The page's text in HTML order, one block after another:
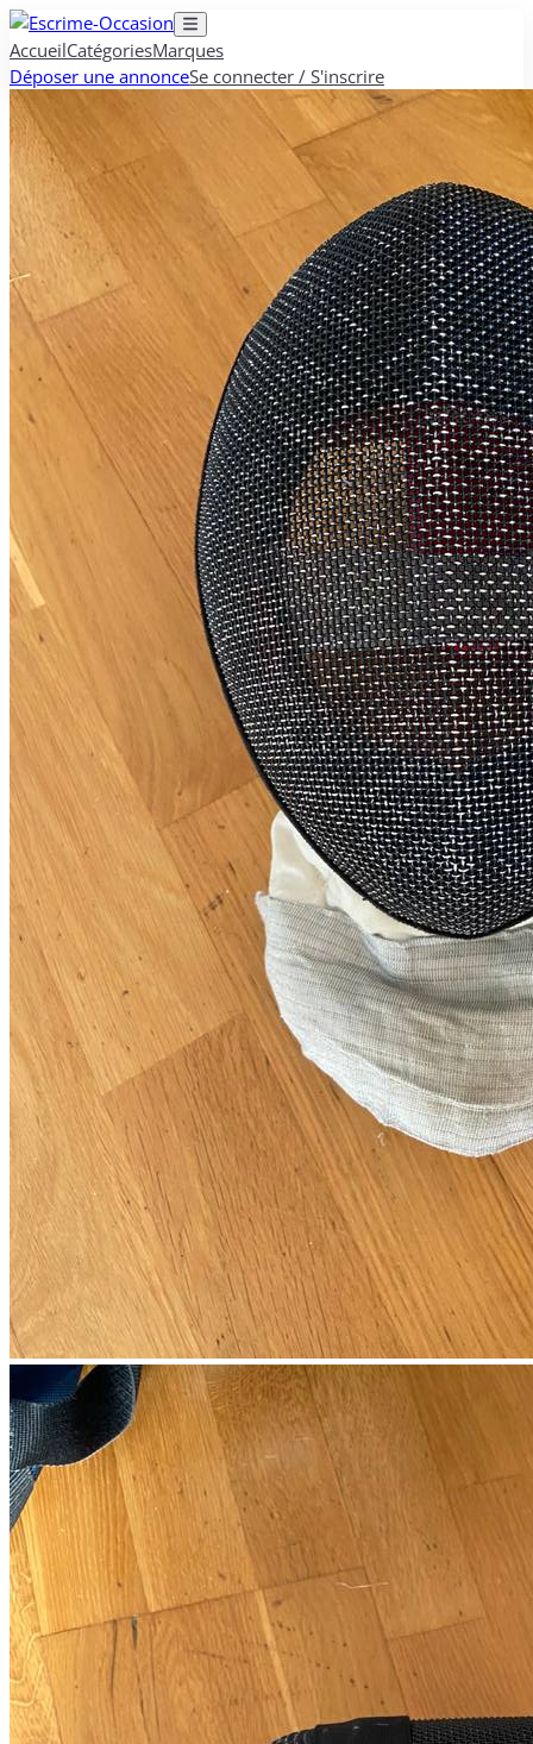
AccueilCatégoriesMarques
Déposer une annonceSe connecter / S'inscrire